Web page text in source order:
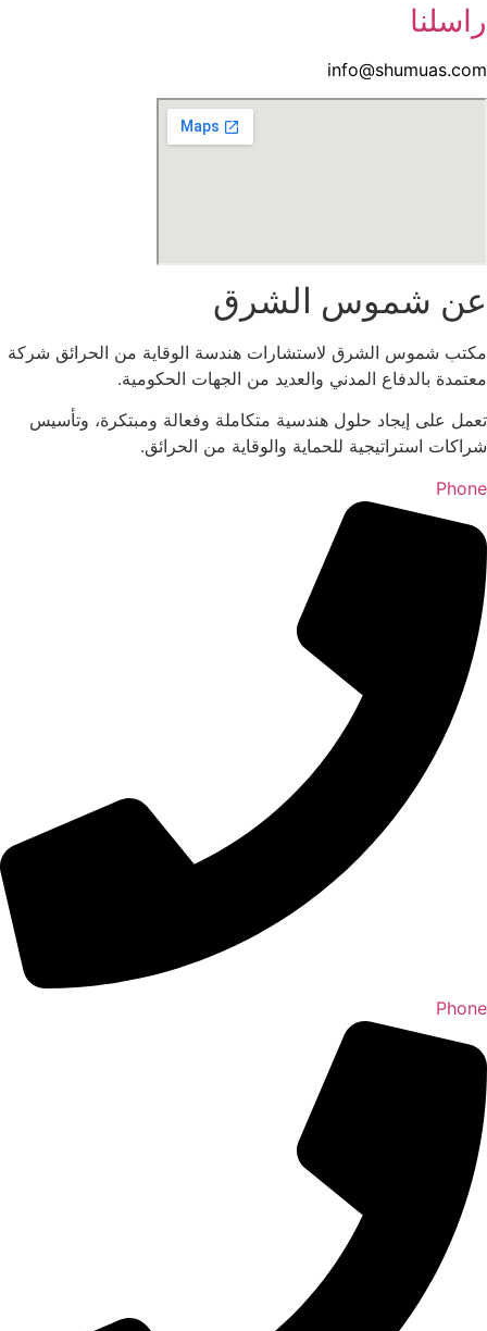
راسلنا
info@shumuas.com
عن شموس الشرق
مكتب شموس الشرق لاستشارات هندسة الوقاية من الحرائق شركة
معتمدة بالدفاع المدني والعديد من الجهات الحكومية.
تعمل على إيجاد حلول هندسية متكاملة وفعالة ومبتكرة، وتأسيس
شراكات استراتيجية للحماية والوقاية من الحرائق.
Phone
Phone